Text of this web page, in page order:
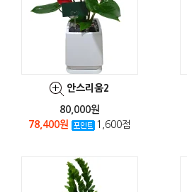
안스리움2
80,000원
78,400원
1,600점